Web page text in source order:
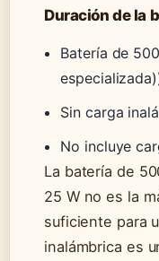
Duración de la
Batería de
Sin carga
No incluye
La batería de
25 W no es la
suficiente para
inalámbrica es